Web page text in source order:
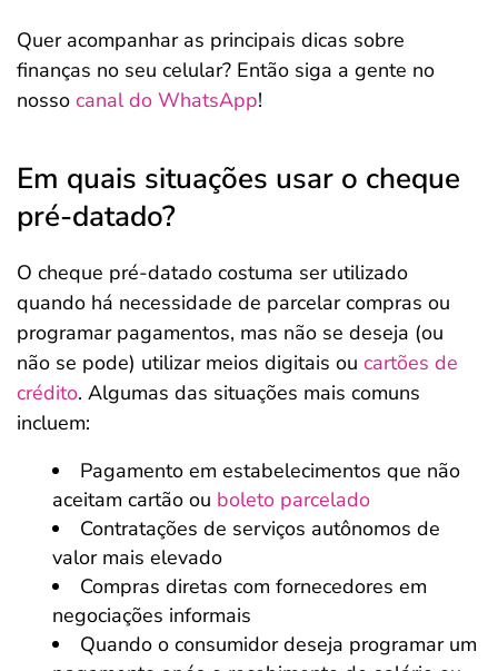
Quer acompanhar as principais dicas sobre
finanças no seu celular? Então siga a gente no
nosso canal do WhatsApp!
Em quais situações usar o cheque
pré-datado?
O cheque pré-datado costuma ser utilizado
quando há necessidade de parcelar compras ou
programar pagamentos, mas não se deseja (ou
não se pode) utilizar meios digitais ou cartões de
crédito. Algumas das situações mais comuns
incluem:
Pagamento em estabelecimentos que não
aceitam cartão ou boleto parcelado
Contratações de serviços autônomos de
valor mais elevado
Compras diretas com fornecedores em
negociações informais
Quando o consumidor deseja programar um